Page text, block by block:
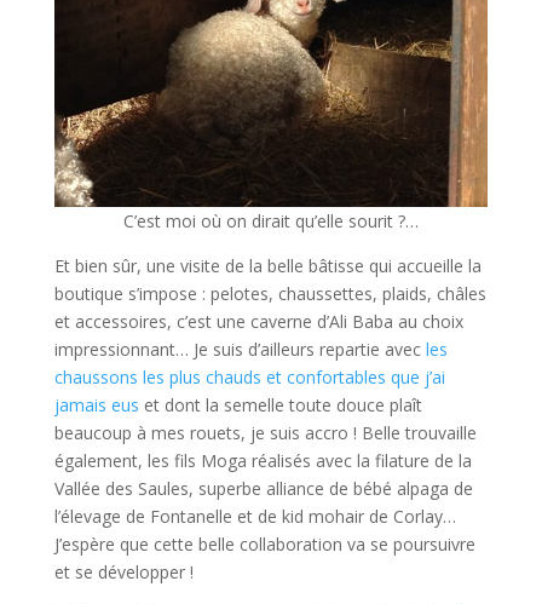
C’est moi où on dirait qu’elle sourit ?…
Et bien sûr, une visite de la belle bâtisse qui accueille la
boutique s’impose : pelotes, chaussettes, plaids, châles
et accessoires, c’est une caverne d’Ali Baba au choix
impressionnant… Je suis d’ailleurs repartie avec les
chaussons les plus chauds et confortables que j’ai
jamais eus et dont la semelle toute douce plaît
beaucoup à mes rouets, je suis accro ! Belle trouvaille
également, les fils Moga réalisés avec la filature de la
Vallée des Saules, superbe alliance de bébé alpaga de
l’élevage de Fontanelle et de kid mohair de Corlay…
J’espère que cette belle collaboration va se poursuivre
et se développer !